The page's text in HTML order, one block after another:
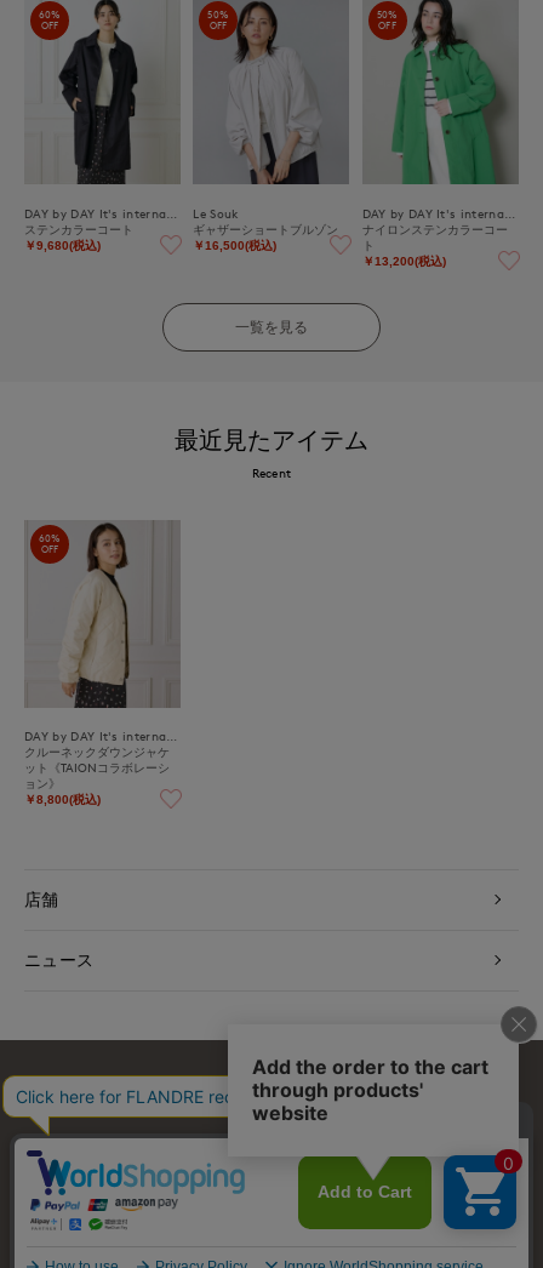
60%
OFF
ステンカラーコート
￥9,680(税込)
50%
OFF
Le Souk
ギャザーショートブルゾン
￥16,500(税込)
50%
OFF
ナイロンステンカラーコー
ト
￥13,200(税込)
一覧を見る
最近見たアイテム
Recent
60%
OFF
クルーネックダウンジャケ
ット《TAIONコラボレーシ
ョン》
￥8,800(税込)
店舗
ニュース
お問い合わせ 利用規約 会社概要 プライバシーポリシー
特定商取引・古物営業法に基づく表示 店舗リスト